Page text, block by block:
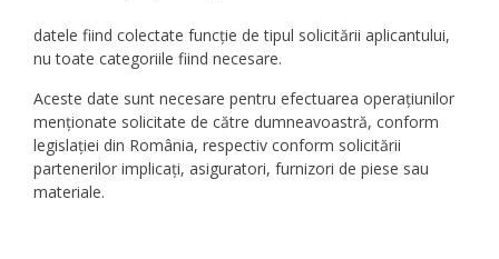
datele fiind colectate funcție de tipul solicitării aplicantului,
nu toate categoriile fiind necesare.
Aceste date sunt necesare pentru efectuarea operațiunilor
menționate solicitate de către dumneavoastră, conform
legislației din România, respectiv conform solicitării
partenerilor implicați, asiguratori, furnizori de piese sau
materiale.